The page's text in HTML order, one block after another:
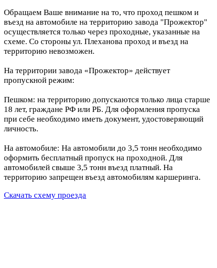
Обращаем Ваше внимание на то, что проход пешком и
въезд на автомобиле на территорию завода "Прожектор"
осуществляется только через проходные, указанные на
схеме. Со стороны ул. Плеханова проход и въезд на
территорию невозможен.
На территории завода «Прожектор» действует
пропускной режим:
Пешком: на территорию допускаются только лица старше
18 лет, граждане РФ или РБ. Для оформления пропуска
при себе необходимо иметь документ, удостоверяющий
личность.
На автомобиле: На автомобили до 3,5 тонн необходимо
оформить бесплатный пропуск на проходной. Для
автомобилей свыше 3,5 тонн въезд платный. На
территорию запрещен въезд автомобилям каршеринга.
Скачать схему проезда